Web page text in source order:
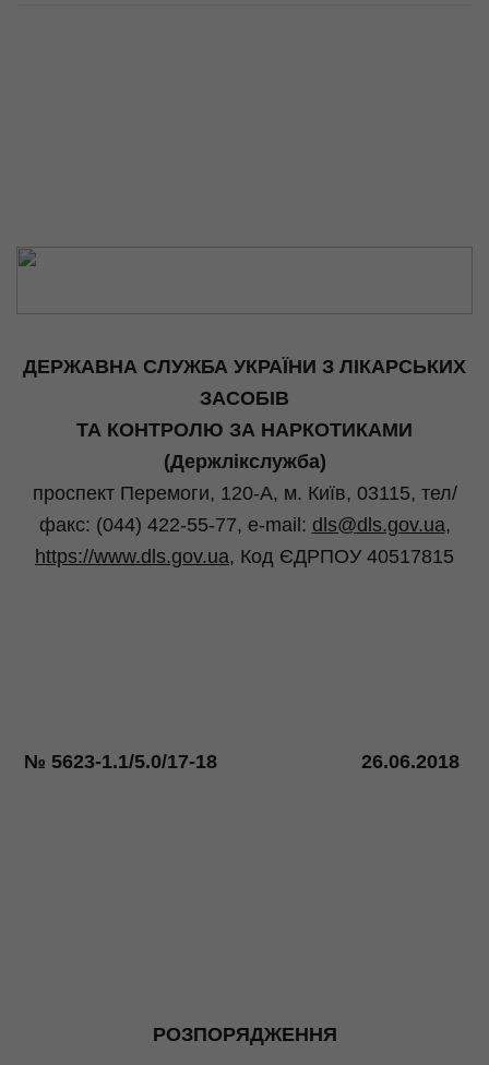
ДЕРЖАВНА СЛУЖБА УКРАЇНИ З ЛІКАРСЬКИХ
ЗАСОБІВ
ТА КОНТРОЛЮ ЗА НАРКОТИКАМИ
(Держлікслужба)
проспект Перемоги, 120-А, м. Київ, 03115, тел/
факс: (044) 422-55-77, e-mail : dls@dls.gov.ua,
https://www.dls.gov.ua, Код ЄДРПОУ 40517815
№ 5623-1.1/5.0/17-18 26.06.2018
РОЗПОРЯДЖЕННЯ